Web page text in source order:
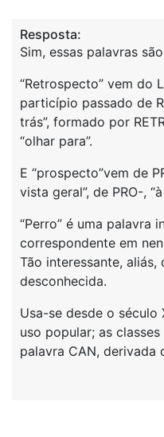
Resposta:
Sim, essas palavras
“Retrospecto” vem do
particípio passado de
trás”, formado por
“olhar para”.
E “prospecto”vem de
vista geral”, de PRO-,
“Perro” é uma palavra
correspondente em
Tão interessante, aliás,
desconhecida.
Usa-se desde o século
uso popular; as
palavra CAN, derivada